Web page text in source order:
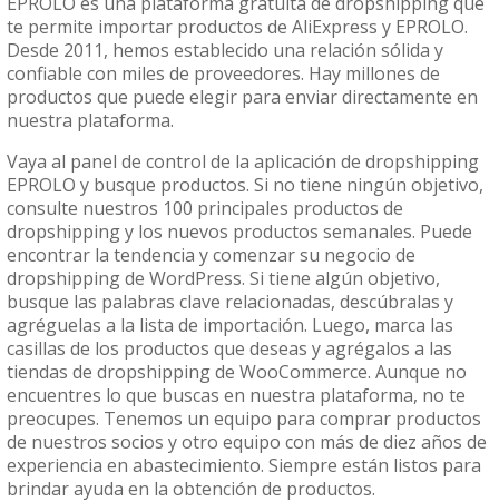
te permite importar productos de AliExpress y EPROLO.
Desde 2011, hemos establecido una relación sólida y
confiable con miles de proveedores. Hay millones de
productos que puede elegir para enviar directamente en
nuestra plataforma.
Vaya al panel de control de la aplicación de dropshipping
EPROLO y busque productos. Si no tiene ningún objetivo,
consulte nuestros 100 principales productos de
dropshipping y los nuevos productos semanales. Puede
encontrar la tendencia y comenzar su negocio de
dropshipping de WordPress. Si tiene algún objetivo,
busque las palabras clave relacionadas, descúbralas y
agréguelas a la lista de importación. Luego, marca las
casillas de los productos que deseas y agrégalos a las
tiendas de dropshipping de WooCommerce. Aunque no
encuentres lo que buscas en nuestra plataforma, no te
preocupes. Tenemos un equipo para comprar productos
de nuestros socios y otro equipo con más de diez años de
experiencia en abastecimiento. Siempre están listos para
brindar ayuda en la obtención de productos.